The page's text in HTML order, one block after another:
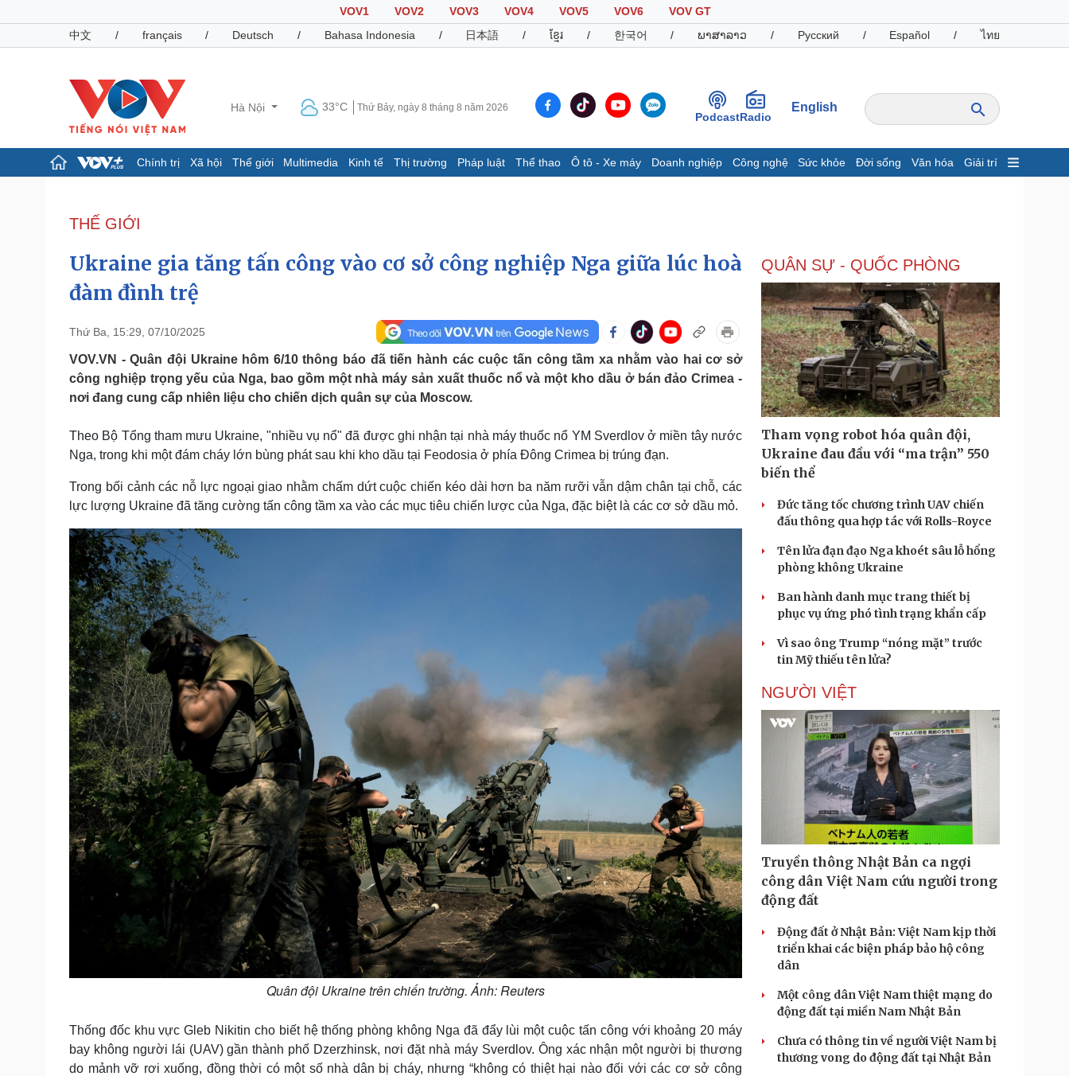
VOV1 VOV2 VOV3 VOV4 VOV5 VOV6
VOV GT
中文
/ français / Deutsch / Bahasa Indonesia / 日本語 / ខ្មែរ / 한국어 / ພາສາລາວ / Русский / Español / ไทย
Hà Nội 33°C Thứ Bảy, ngày 8 tháng 8 năm 2026
PodcastRadio
English
Chính trị Xã hội Thế giới Multimedia Kinh tế Thị trường Pháp luật Thể thao Ô tô - Xe máy Doanh nghiệp Công nghệ Sức khỏe Đời sống Văn hóa Giải trí
Đảng
Tổ chức nhân sự
Nhận diện sự thật
Giáo dục
Dấu ấn VOV
Infographic
Chứng khoán
Giá cà phê
Pháp luật
Tin nóng
Tư vấn luật
Việt Nam
Phân tích
Thể thao
Lịch thi đấu bóng đá
Thế giới thể thao
eSports
Ô tô - Xe máy
Xe máy
Tư vấn
Doanh nghiệp
Thông tin doanh nghiệp
Doanh nghiệp 24h
Doanh nhân
Vì cộng đồng
Công nghệ
Sành điệu
Tin Công nghệ
Trải nghiệm
Chuyển đổi số
Sức khỏe
Dinh dưỡng - món ngon
Cây thuốc
Sản phụ khoa
Nhi khoa
Nam khoa
Làm đẹp - giảm cân
Phòng mạch online
Ăn sạch sống khỏe
Đời sống
Blog
Tình yêu - Gia đình
Văn hóa
Sân khấu - Điện ảnh
Văn học
Âm nhạc
Di sản
Giải trí
Nghệ sĩ
Thời trang
Du lịch
Săn Tour
check-in
Podcast
Câu chuyện thời sự
Cửa sổ tình yêu
Kể chuyện cho bé
Hạt giống tâm hồn
Cải chính
THẾ GIỚI
Ukraine gia tăng tấn công vào cơ sở công nghiệp Nga giữa lúc hoà
đàm đình trệ
Thứ Ba, 15:29, 07/10/2025
VOV.VN - Quân đội Ukraine hôm 6/10 thông báo đã tiến hành các cuộc tấn công tầm xa nhằm vào hai cơ sở
công nghiệp trọng yếu của Nga, bao gồm một nhà máy sản xuất thuốc nổ và một kho dầu ở bán đảo Crimea -
nơi đang cung cấp nhiên liệu cho chiến dịch quân sự của Moscow.
Theo Bộ Tổng tham mưu Ukraine, "nhiều vụ nổ" đã được ghi nhận tại nhà máy thuốc nổ YM Sverdlov ở miền tây nước
Nga, trong khi một đám cháy lớn bùng phát sau khi kho dầu tại Feodosia ở phía Đông Crimea bị trúng đạn.
Trong bối cảnh các nỗ lực ngoại giao nhằm chấm dứt cuộc chiến kéo dài hơn ba năm rưỡi vẫn dậm chân tại chỗ, các
lực lượng Ukraine đã tăng cường tấn công tầm xa vào các mục tiêu chiến lược của Nga, đặc biệt là các cơ sở dầu mỏ.
Quân đội Ukraine trên chiến trường. Ảnh: Reuters
Thống đốc khu vực Gleb Nikitin cho biết hệ thống phòng không Nga đã đẩy lùi một cuộc tấn công với khoảng 20 máy
bay không người lái (UAV) gần thành phố Dzerzhinsk, nơi đặt nhà máy Sverdlov. Ông xác nhận một người bị thương
do mảnh vỡ rơi xuống, đồng thời có một số nhà dân bị cháy, nhưng “không có thiệt hại nào đối với các cơ sở công
QUÂN SỰ - QUỐC PHÒNG
Tham vọng robot hóa quân đội,
Ukraine đau đầu với “ma trận” 550
biến thể
Đức tăng tốc chương trình UAV chiến
đấu thông qua hợp tác với Rolls-Royce
Tên lửa đạn đạo Nga khoét sâu lỗ hổng
phòng không Ukraine
Ban hành danh mục trang thiết bị
phục vụ ứng phó tình trạng khẩn cấp
Vì sao ông Trump “nóng mặt” trước
tin Mỹ thiếu tên lửa?
NGƯỜI VIỆT
Truyền thông Nhật Bản ca ngợi
công dân Việt Nam cứu người trong
động đất
Động đất ở Nhật Bản: Việt Nam kịp thời
triển khai các biện pháp bảo hộ công
dân
Một công dân Việt Nam thiệt mạng do
động đất tại miền Nam Nhật Bản
Chưa có thông tin về người Việt Nam bị
thương vong do động đất tại Nhật Bản